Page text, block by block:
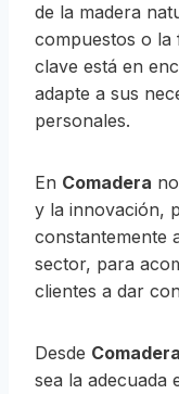
de la madera
compuestos o la
clave está en
adapte a sus
personales.
En Comadera
y la innovación,
constantemente
sector, para
clientes a dar
Desde Comadera
sea la adecuada